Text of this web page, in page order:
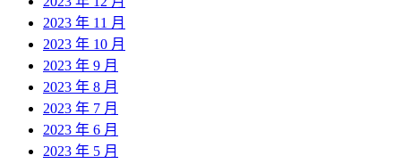
2023 年 11 月
2023 年 10 月
2023 年 9 月
2023 年 8 月
2023 年 7 月
2023 年 6 月
2023 年 5 月